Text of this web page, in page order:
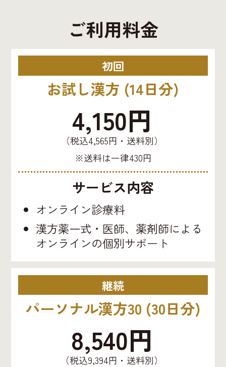
ご利用料金
初回
お試し漢方 (14日分)
4,150円
（税込4,565円・送料別）
※送料は一律430円
サービス内容
オンライン診療料
漢方薬一式・医師、薬剤師による
オンラインの個別サポート
継続
パーソナル漢方30 (30日分)
8,540円
（税込9,394円・送料別）